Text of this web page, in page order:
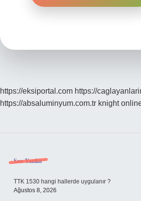
https://eksiportal.com https://
https://absaluminyum.com.tr knight
Sidebar
Son Yazılar
TTK 1530 hangi hallerde uygulanır ?
Ağustos 8, 2026